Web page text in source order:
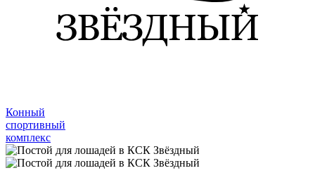
Конный
спортивный
комплекс